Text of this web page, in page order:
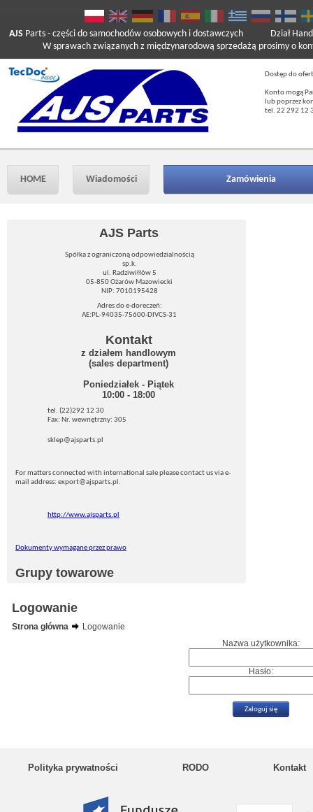
AJS Parts - części do samochodów osobowych i dostawczych
W sprawach związanych z międzynarodową sprzedażą prosimy o
Dział
Dostęp do
Konto mogą
lub poprzez
tel. 22 292 12
HOME Wiadomości Zamówienia
AJS Parts
Spółka z ograniczoną odpowiedzialnością
sp.k.
ul. Radziwiłłów 5
05-850 Ożarów Mazowiecki
NIP: 7010195428
Adres do e-doreczeń:
AE:PL-94035-75600-DIVCS-31
Kontakt
z działem handlowym
(sales department)
Poniedziałek - Piątek
10:00 - 18:00
tel. (22)292 12 30
Fax: Nr. wewnętrzny: 305
sklep@ajsparts.pl
For matters connected with international sale please contact us via e-
mail address: export@ajsparts.pl.
http://www.ajsparts.pl
Dokumenty wymagane przez prawo
Grupy towarowe
Logowanie
Strona główna
Logowanie
Nazwa użytkownika:
Hasło:
Polityka prywatności RODO Kontakt